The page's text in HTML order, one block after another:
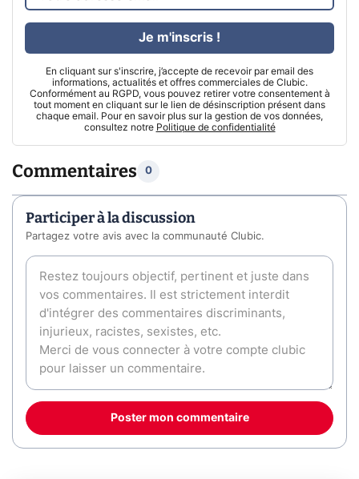
En cliquant sur s'inscrire, j’accepte de recevoir par email des
informations, actualités et offres commerciales de Clubic.
Conformément au RGPD, vous pouvez retirer votre consentement à
tout moment en cliquant sur le lien de désinscription présent dans
chaque email. Pour en savoir plus sur la gestion de vos données,
consultez notre Politique de confidentialité
Je m'inscris !
Commentaires 0
Participer à la discussion
Partagez votre avis avec la communauté Clubic.
Poster mon commentaire